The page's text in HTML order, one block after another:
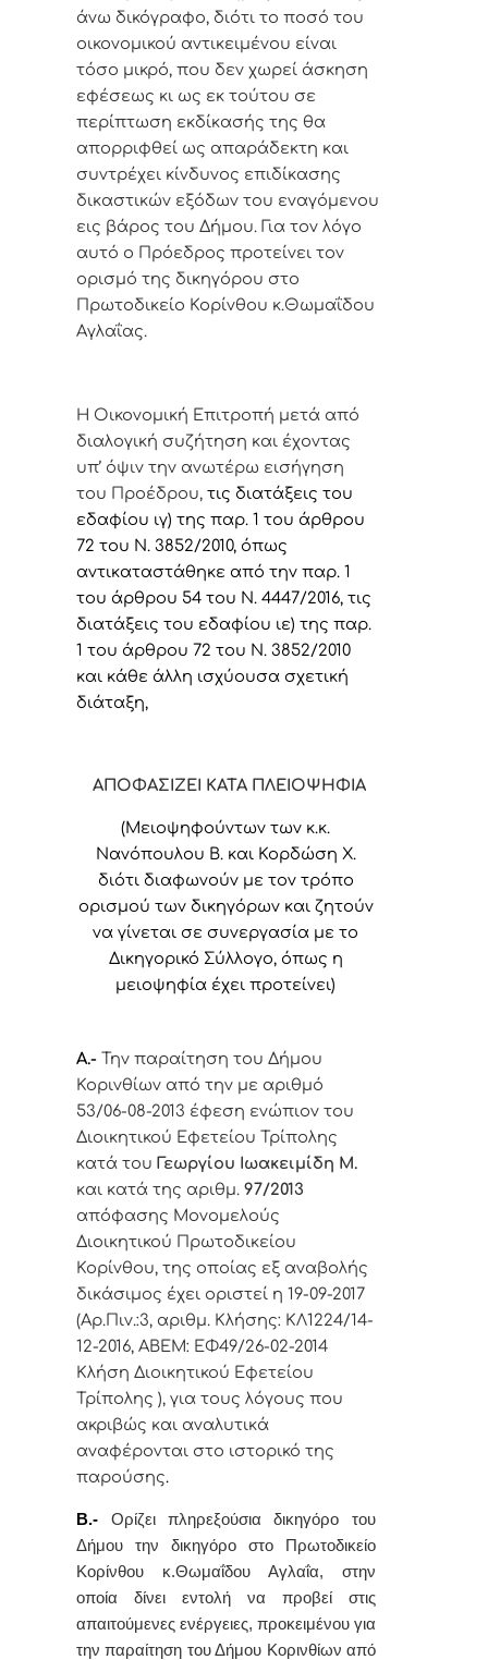
άνω δικόγραφο, διότι το ποσό του
οικονομικού αντικειμένου είναι
τόσο μικρό, που δεν χωρεί άσκηση
εφέσεως κι ως εκ τούτου σε
περίπτωση εκδίκασής της θα
απορριφθεί ως απαράδεκτη και
συντρέχει κίνδυνος επιδίκασης
δικαστικών εξόδων του εναγόμενου
εις βάρος του Δήμου. Για τον λόγο
αυτό ο Πρόεδρος προτείνει τον
ορισμό της δικηγόρου στο
Πρωτοδικείο Κορίνθου κ.Θωμαΐδου
Αγλαΐας.
Η Οικονομική Επιτροπή μετά από
διαλογική συζήτηση και έχοντας
υπ’ όψιν την ανωτέρω εισήγηση
του Προέδρου, τις διατάξεις του
εδαφίου ιγ) της παρ. 1 του άρθρου
72 του Ν. 3852/2010, όπως
αντικαταστάθηκε από την παρ. 1
του άρθρου 54 του Ν. 4447/2016, τις
διατάξεις του εδαφίου ιε) της παρ.
1 του άρθρου 72 του Ν. 3852/2010
και κάθε άλλη ισχύουσα σχετική
διάταξη,
ΑΠΟΦΑΣΙΖΕΙ ΚΑΤΑ ΠΛΕΙΟΨΗΦΙΑ
(Μειοψηφούντων των κ.κ.
Νανόπουλου Β. και Κορδώση Χ.
διότι διαφωνούν με τον τρόπο
ορισμού των δικηγόρων και ζητούν
να γίνεται σε συνεργασία με το
Δικηγορικό Σύλλογο, όπως η
μειοψηφία έχει προτείνει)
Α.- Την παραίτηση του Δήμου
Κορινθίων από την με αριθμό
53/06-08-2013 έφεση ενώπιον του
Διοικητικού Εφετείου Τρίπολης
κατά του Γεωργίου Ιωακειμίδη Μ.
και κατά της αριθμ. 97/2013
απόφασης Μονομελούς
Διοικητικού Πρωτοδικείου
Κορίνθου, της οποίας εξ αναβολής
δικάσιμος έχει οριστεί η 19-09-2017
(Αρ.Πιν.:3, αριθμ. Κλήσης: ΚΛ1224/14-
12-2016, ΑΒΕΜ: ΕΦ49/26-02-2014
Κλήση Διοικητικού Εφετείου
Τρίπολης ), για τους λόγους που
ακριβώς και αναλυτικά
αναφέρονται στο ιστορικό της
παρούσης.
Β.- Ορίζει πληρεξούσια δικηγόρο του
Δήμου την δικηγόρο στο Πρωτοδικείο
Κορίνθου κ.Θωμαΐδου Αγλαΐα, στην
οποία δίνει εντολή να προβεί στις
απαιτούμενες ενέργειες, προκειμένου για
την παραίτηση του Δήμου Κορινθίων από